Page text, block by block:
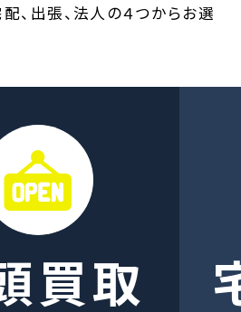
、出張、法人の４つからお選
買取